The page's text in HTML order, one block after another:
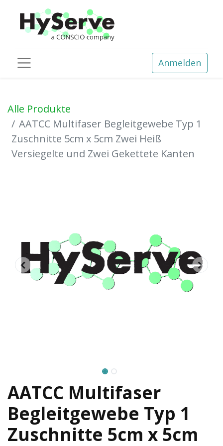
Anmelden
Alle Produkte
AATCC Multifaser Begleitgewebe Typ 1
Zuschnitte 5cm x 5cm Zwei Heiß
Versiegelte und Zwei Gekettete Kanten
AATCC Multifaser
Begleitgewebe Typ 1
Zuschnitte 5cm x 5cm